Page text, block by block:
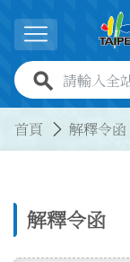
展開選單
全站查詢
首頁 解釋令函
解釋令函